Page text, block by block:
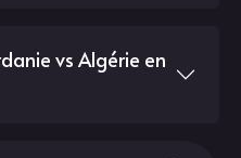
vs Algérie en